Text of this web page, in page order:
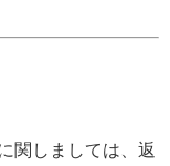
関しましては、返